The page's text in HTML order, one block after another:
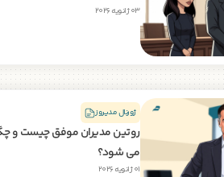
03 ژانویه 2026
ژورنال مدیروز
روتین مدیران موفق چیست و
می شود؟
01 ژانویه 2026